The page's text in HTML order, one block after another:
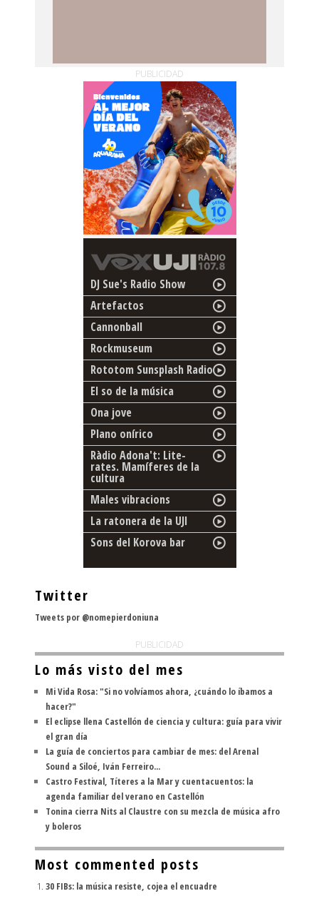
PUBLICIDAD
DJ Sue's Radio Show
Artefactos
Cannonball
Rockmuseum
Rototom Sunsplash Radio
El so de la música
Ona jove
Plano onírico
Ràdio Adona't: Lite-
rates. Mamíferes de la
cultura
Males vibracions
La ratonera de la UJI
Sons del Korova bar
Twitter
Tweets por @nomepierdoniuna
PUBLICIDAD
Lo más visto del mes
Mi Vida Rosa: "Si no volvíamos ahora, ¿cuándo lo íbamos a
hacer?"
El eclipse llena Castellón de ciencia y cultura: guía para vivir
el gran día
La guía de conciertos para cambiar de mes: del Arenal
Sound a Siloé, Iván Ferreiro...
Castro Festival, Títeres a la Mar y cuentacuentos: la
agenda familiar del verano en Castellón
Tonina cierra Nits al Claustre con su mezcla de música afro
y boleros
Most commented posts
30 FIBs: la música resiste, cojea el encuadre